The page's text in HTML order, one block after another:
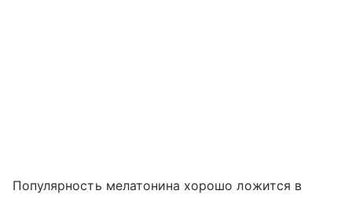
Популярность мелатонина хорошо ложится в